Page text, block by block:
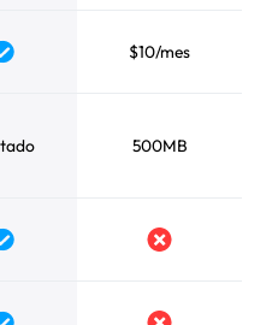
Yes $10/mes
500MB
Yes No